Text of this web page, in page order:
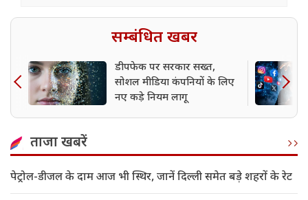
सम्बंधित खबर
डीपफेक पर सरकार सख्त,
सोशल मीडिया कंपनियों के लिए
नए कड़े नियम लागू
ताजा खबरें
पेट्रोल-डीजल के दाम आज भी स्थिर, जानें दिल्ली समेत बड़े शहरों के रेट